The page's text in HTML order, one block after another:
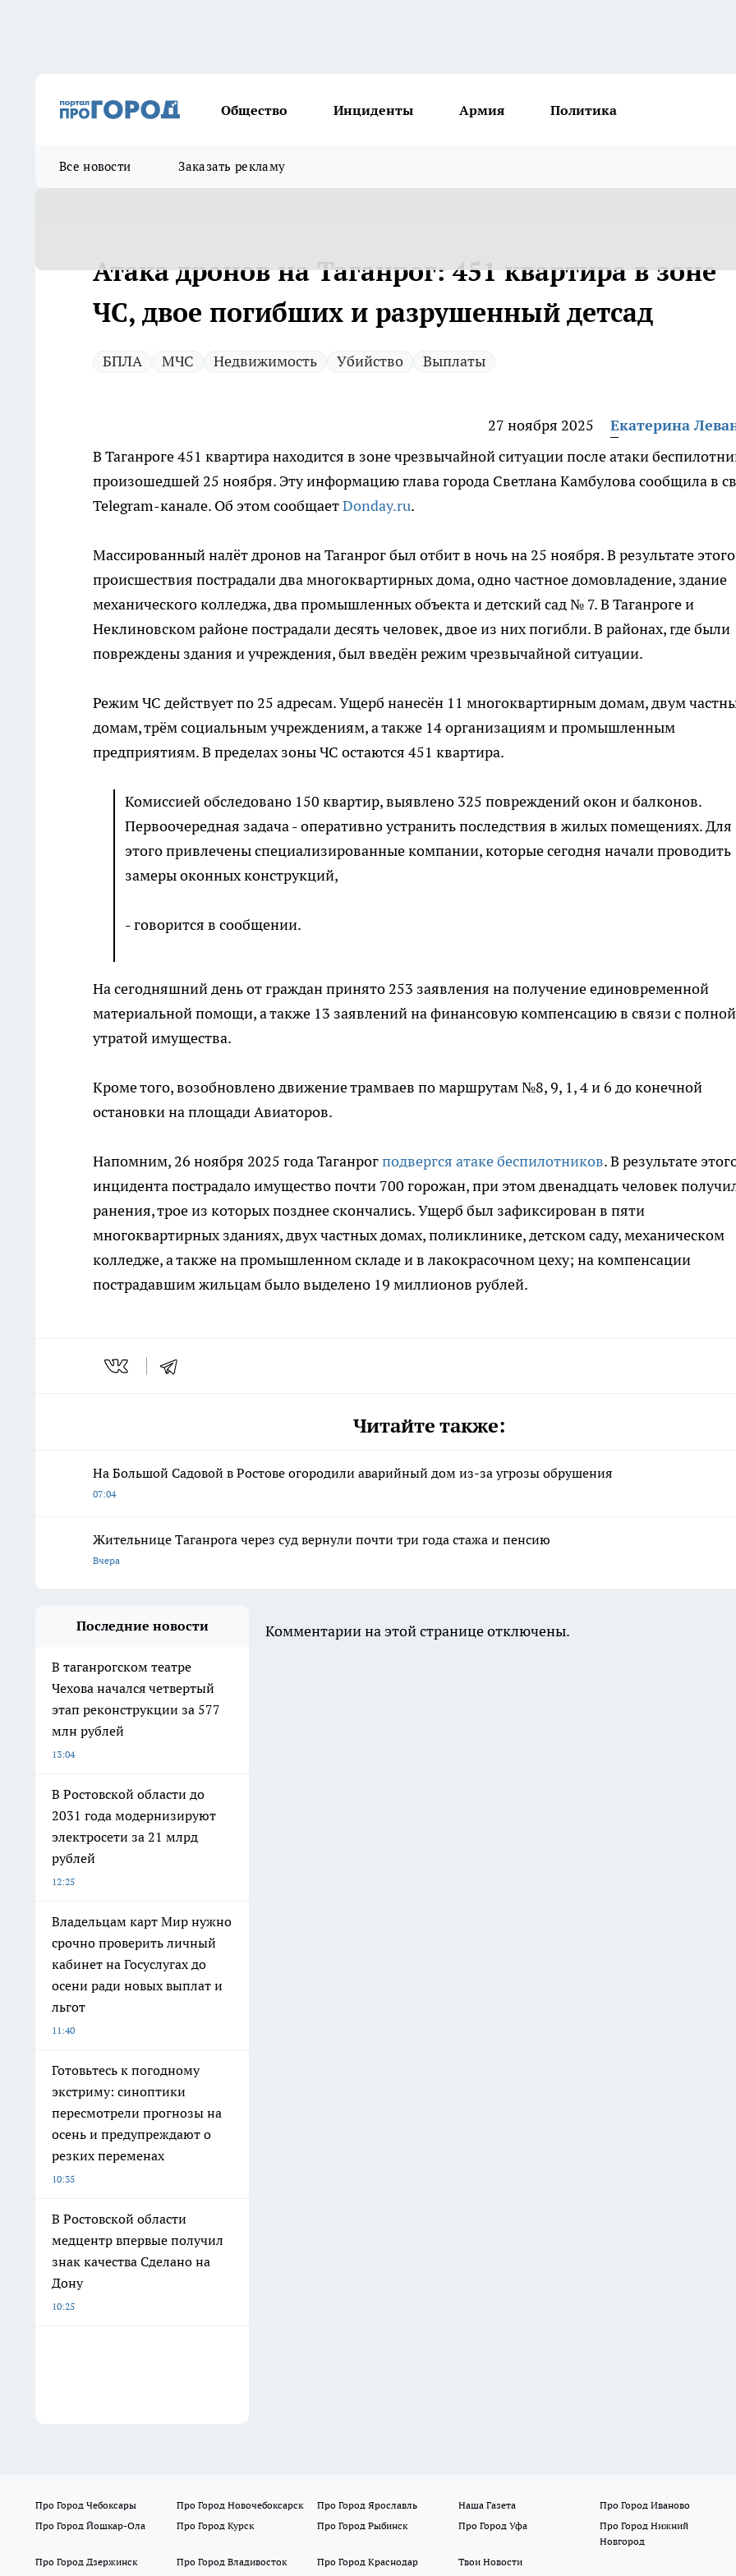
Общество Инциденты Армия Политика
Все новости Заказать рекламу
Атака дронов на Таганрог: 451 квартира в зоне
ЧС, двое погибших и разрушенный детсад
БПЛА МЧС Недвижимость Убийство Выплаты
27 ноября 2025
Екатерина
В Таганроге 451 квартира находится в зоне чрезвычайной ситуации после атаки
произошедшей 25 ноября. Эту информацию глава города Светлана Камбулова сообщила в
Telegram-канале. Об этом сообщаетDonday.ru.
Массированный налёт дронов на Таганрог был отбит в ночь на 25 ноября. В результате этого
происшествия пострадали два многоквартирных дома, одно частное домовладение, здание
механического колледжа, два промышленных объекта и детский сад № 7. В Таганроге и
Неклиновском районе пострадали десять человек, двое из них погибли. В районах, где были
повреждены здания и учреждения, был введён режим чрезвычайной ситуации.
Режим ЧС действует по 25 адресам. Ущерб нанесён 11 многоквартирным домам, двум
домам, трём социальным учреждениям, а также 14 организациям и промышленным
предприятиям. В пределах зоны ЧС остаются 451 квартира.
Комиссией обследовано 150 квартир, выявлено 325 повреждений окон и балконов.
Первоочередная задача - оперативно устранить последствия в жилых помещениях. Для
этого привлечены специализированные компании, которые сегодня начали проводить
замеры оконных конструкций,
- говорится в сообщении.
На сегодняшний день от граждан принято 253 заявления на получение единовременной
материальной помощи, а также 13 заявлений на финансовую компенсацию в связи с полной
утратой имущества.
Кроме того, возобновлено движение трамваев по маршрутам №8, 9, 1, 4 и 6 до конечной
остановки на площади Авиаторов.
Напомним, 26 ноября 2025 года Таганрогподвергся атаке беспилотников. В результате
инцидента пострадало имущество почти 700 горожан, при этом двенадцать человек
ранения, трое из которых позднее скончались. Ущерб был зафиксирован в пяти
многоквартирных зданиях, двух частных домах, поликлинике, детском саду, механическом
колледже, а также на промышленном складе и в лакокрасочном цеху; на компенсации
пострадавшим жильцам было выделено 19 миллионов рублей.
Читайте также:
На Большой Садовой в Ростове огородили аварийный дом из-за угрозы обрушения
07:04
Жительнице Таганрога через суд вернули почти три года стажа и пенсию
Вчера
Последние новости
В таганрогском театре
Чехова начался четвертый
этап реконструкции за 577
млн рублей
13:04
В Ростовской области до
2031 года модернизируют
электросети за 21 млрд
рублей
12:25
Владельцам карт Мир нужно
срочно проверить личный
кабинет на Госуслугах до
осени ради новых выплат и
льгот
11:40
Готовьтесь к погодному
экстриму: синоптики
пересмотрели прогнозы на
осень и предупреждают о
резких переменах
10:35
В Ростовской области
медцентр впервые получил
знак качества Сделано на
Дону
10:25
Комментарии на этой странице отключены.
Про Город Чебоксары Про Город Новочебоксарск Про Город Ярославль Наша Газета
Про Город Иваново
Про Город Йошкар-Ола
Про Город Курск Про Город Рыбинск Про Город Уфа
Про Город Нижний
Новгород
Про Город Дзержинск
Про Город Владивосток Про Город Краснодар Твои Новости